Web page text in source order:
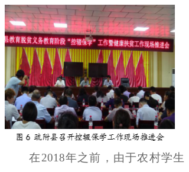
在2018年之前 ， 由于农村学生